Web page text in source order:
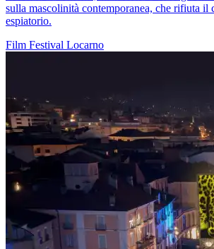
sulla mascolinità contemporanea, che rifiuta il
espiatorio.
Film Festival Locarno